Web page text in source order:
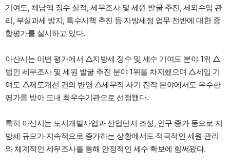
기여도, 체납액 징수 실적, 세무조사 및 세원 발굴 추진, 세외수입 관
리, 부실과세 방지, 특수시책 추진 등 지방세정 업무 전반에 대한 종
합평가를 실시하고 있다.
아산시는 이번 평가에서 △지방세 징수 및 세수 기여도 분야 1위 △
법인 세무조사 및 세원 발굴 추진 분야 1위를 차지했으며 △세입 기
여도 △제도개선 건의 반영 △세무직 사기 진작 분야에서도 우수한
평가를 받아 도내 최우수기관으로 선정됐다.
특히 아산시는 도시개발사업과 산업단지 조성, 인구 증가 등으로 지
방세 규모가 지속적으로 증가하는 상황에서도 적극적인 세원 관리
와 체계적인 세무조사를 통해 안정적인 세수 확보에 힘써왔다.